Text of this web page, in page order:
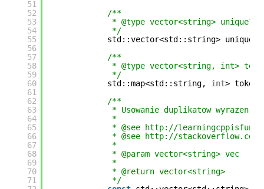
51
52
53
54
55
56
57
58
59
60
61
62
63
64
65
66
67
68
69
70
71
/**
* @type vector<string>
*/
std::vector<std::string>
/**
* @type vector<string, int>
*/
std::map<std::string, int>
/**
* Usowanie duplikatow wyrazen z
*
* @see http://
* @see http://
*
* @param vector<string> vec
*
* @return vector<string>
*/